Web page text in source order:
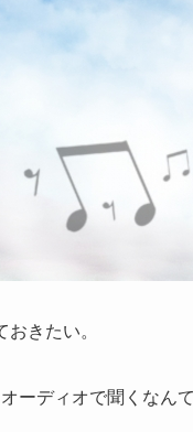
きたい。
ーディオで聞くなん